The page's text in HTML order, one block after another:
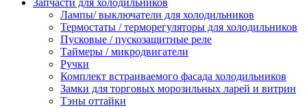
Запчасти для холодильников
Лампы/ выключатели для холодильников
Термостаты / терморегуляторы для холодильников
Пусковые / пускозащитные реле
Таймеры / микродвигатели
Ручки
Комплект встраиваемого фасада холодильников
Замки для торговых морозильных ларей и витрин
Тэны оттайки